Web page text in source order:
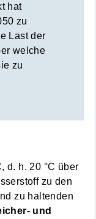
hat
zu
Last der
welche
zu
d. h. 20 °C über
zu den
zu haltenden
und